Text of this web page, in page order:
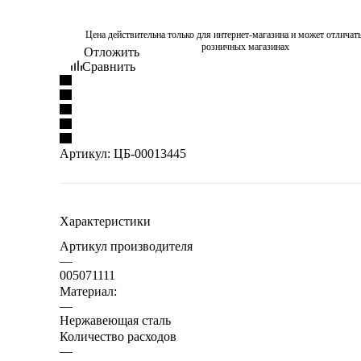
Цена действительна только для интернет-магазина и может
розничных магазинах
Отложить
Сравнить
Артикул: ЦБ-00013445
Характеристики
Артикул производителя
—
005071111
Материал:
—
Нержавеющая сталь
Количество расходов
—